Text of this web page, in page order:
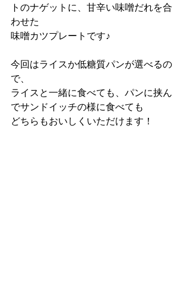
トのナゲットに、甘辛い味噌だれを合
わせた
味噌カツプレートです♪
今回はライスか低糖質パンが選べるの
で、
ライスと一緒に食べても、パンに挟ん
でサンドイッチの様に食べても
どちらもおいしくいただけます！